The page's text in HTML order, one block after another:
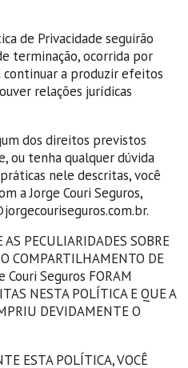
de Privacidade seguirão
terminação, ocorrida por
a produzir efeitos
relações jurídicas
dos direitos previstos
ou tenha qualquer dúvida
nele descritas, você
a Jorge Couri Seguros,
.
AS PECULIARIDADES SOBRE
COMPARTILHAMENTO DE
Couri Seguros FORAM
NESTA POLÍTICA E QUE A
DEVIDAMENTE O
ESTA POLÍTICA, VOCÊ